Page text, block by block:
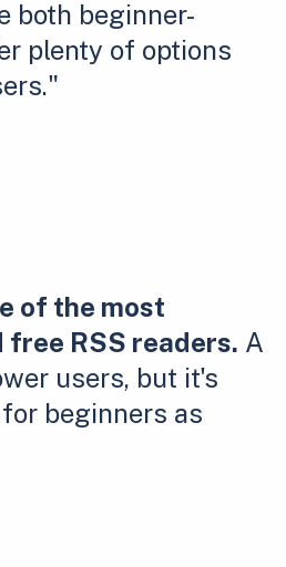
both beginner-
plenty of options
of the most
RSS readers. A
users, but it's
beginners as